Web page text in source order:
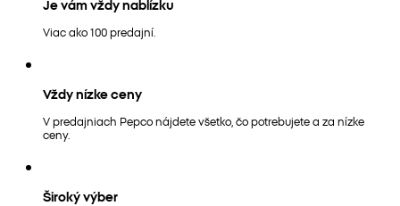
Je vám vždy nablízku
Viac ako 100 predajní.
Vždy nízke ceny
V predajniach Pepco nájdete všetko, čo potrebujete a za nízke
ceny.
Široký výber